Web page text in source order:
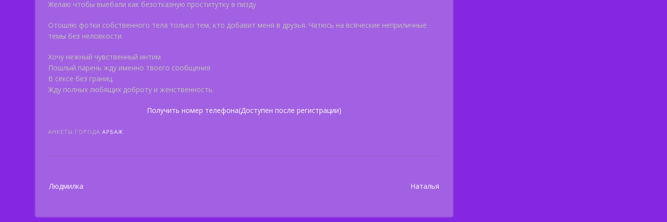
Желаю чтобы выебали как безотказную проститутку в пизду
Отошлю фотки собственного тела только тем, кто добавит меня в друзья. Чатюсь на всяческие неприличные
темы без неловкости
Хочу нежный чувственный интим
Пошлый парень жду именно твоего сообщения
В сексе без границ.
Жду полных любящих доброту и женственность.
Получить номер телефона(Доступен после регистрации)
АНКЕТЫ ГОРОДА АРБАЖ
navigation
Людмилка Наталья